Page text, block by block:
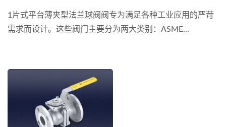
1片式平台薄夹型法兰球阀阀专为满足各种工业应用的严苛
需求而设计。这些阀门主要分为两大类别：ASME...